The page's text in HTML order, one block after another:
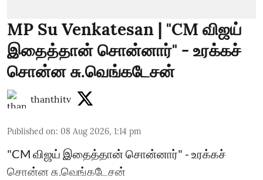
MP Su Venkatesan | "CM விஜய்
இதைத்தான் சொன்னார்" - உரக்கச்
சொன்ன சு.வெங்கடேசன்
thanthitv
Published on: 08 Aug 2026, 1:14 pm
"CM விஜய் இதைத்தான் சொன்னார்" - உரக்கச்
சொன்ன சு.வெங்கடேசன்